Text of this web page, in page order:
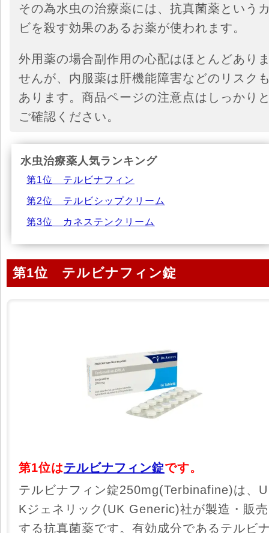
その為水虫の治療薬には、抗真菌薬という
ビを殺す効果のあるお薬が使われます。
外用薬の場合副作用の心配はほとんどあり
せんが、内服薬は肝機能障害などのリスク
あります。商品ページの注意点はしっかり
ご確認ください。
水虫治療薬人気ランキング
第1位 テルビナフィン
第2位 テルビシップクリーム
第3位 カネステンクリーム
第1位 テルビナフィン錠
第1位はテルビナフィン錠です。
テルビナフィン錠250mg(Terbinafine)は、U
Kジェネリック(UK Generic)社が製造・販売
する抗真菌薬です。有効成分であるテルビ